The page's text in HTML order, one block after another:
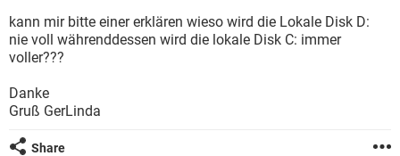
WHATSAPP TIKTOK
FACEBOOK
WINDOWS 10 INSTAGRAM
FACEBOOK
kann mir bitte einer erklären wieso wird die Lokale Disk D:
nie voll währenddessen wird die lokale Disk C: immer
voller???
Danke
Gruß GerLinda
Share